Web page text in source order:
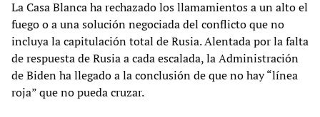
La Casa Blanca ha rechazado los llamamientos a un alto el
fuego o a una solución negociada del conflicto que no
incluya la capitulación total de Rusia. Alentada por la falta
de respuesta de Rusia a cada escalada, la Administración
de Biden ha llegado a la conclusión de que no hay “línea
roja” que no pueda cruzar.